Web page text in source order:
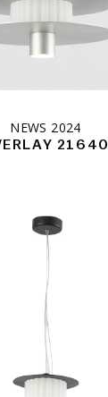
NEWS 2024
21640